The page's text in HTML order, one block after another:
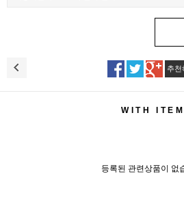
추천
WITH ITEM
등록된 관련상품이 없